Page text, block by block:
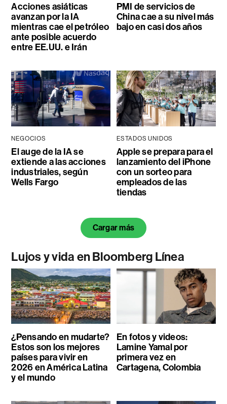
Acciones asiáticas
avanzan por la IA
mientras cae el petróleo
ante posible acuerdo
entre EE.UU. e Irán
PMI de servicios de
China cae a su nivel más
bajo en casi dos años
NEGOCIOS
El auge de la IA se
extiende a las acciones
industriales, según
Wells Fargo
ESTADOS UNIDOS
Apple se prepara para el
lanzamiento del iPhone
con un sorteo para
empleados de las
tiendas
Cargar más
Lujos y vida en Bloomberg Línea
¿Pensando en mudarte?
Estos son los mejores
países para vivir en
2026 en América Latina
y el mundo
En fotos y videos:
Lamine Yamal por
primera vez en
Cartagena, Colombia